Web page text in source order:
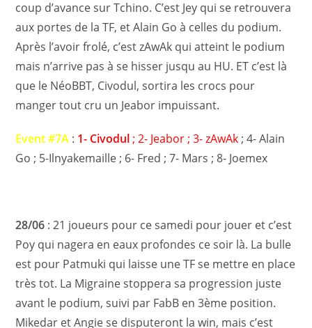
coup d’avance sur Tchino. C’est Jey qui se retrouvera
aux portes de la TF, et Alain Go à celles du podium.
Après l’avoir frolé, c’est zAwAk qui atteint le podium
mais n’arrive pas à se hisser jusqu au HU. ET c’est là
que le NéoBBT, Civodul, sortira les crocs pour
manger tout cru un Jeabor impuissant.
Event #7A : 1- Civodul ; 2- Jeabor ; 3- zAwAk ; 4- Alain
Go ; 5-Ilnyakemaille ; 6- Fred ; 7- Mars ; 8- Joemex
28/06 : 21 joueurs pour ce samedi pour jouer et c’est
Poy qui nagera en eaux profondes ce soir là. La bulle
est pour Patmuki qui laisse une TF se mettre en place
très tot. La Migraine stoppera sa progression juste
avant le podium, suivi par FabB en 3ème position.
Mikedar et Angie se disputeront la win, mais c’est